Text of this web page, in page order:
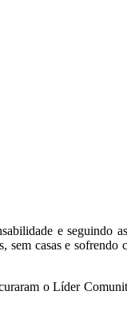
e seguindo
casas e
o Líder